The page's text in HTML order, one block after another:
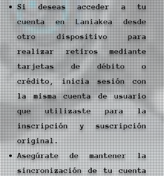
Si deseas acceder a tu
cuenta en Laniakea desde
otro dispositivo para
realizar retiros mediante
tarjetas de débito o
crédito, inicia sesión con
la misma cuenta de usuario
que utilizaste para la
inscripción y suscripción
original.
Asegúrate de mantener la
sincronización de tu cuenta